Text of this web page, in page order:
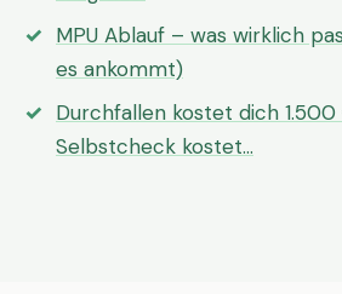
MPU Ablauf – was wirklich
es ankommt)
Durchfallen kostet dich
Selbstcheck kostet…